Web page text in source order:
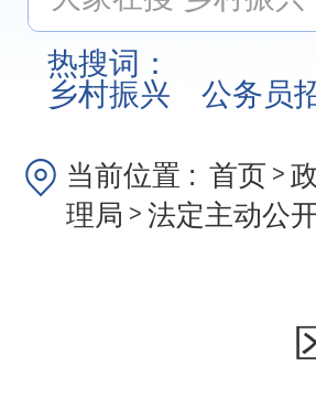
热搜词：
乡村振兴
公务员
当前位置 : 首页 >
理局 > 法定主动公